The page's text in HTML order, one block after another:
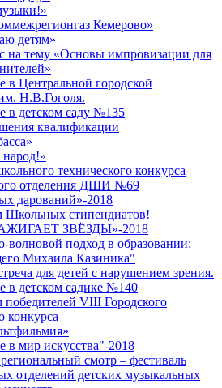
Кемерово»
детям»
на тему «Основы импровизации для
в Центральной городской
Н.В.Гоголя.
в детском саду №135
квалификации
народ!»
технического конкурса
отделения ДШИ №69
дарований»-2018
Школьных стипендиатов!
ЗВЁЗДЫ»-2018
волновой подход в образовании:
Михаила Казиника"
для детей с нарушением зрения.
в детском садике №140
победителей VIII Городского
конкурса
в мир искусства"-2018
смотр – фестиваль
отделений детских музыкальных